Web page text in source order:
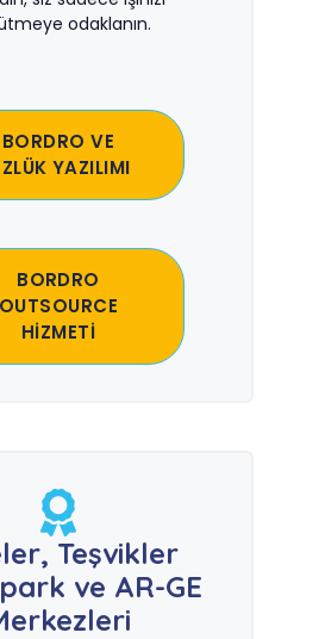
odaklanın.
BORDRO VE
YAZILIMI
BORDRO
OUTSOURCE
HİZMETİ
Teşvikler
ve AR-GE